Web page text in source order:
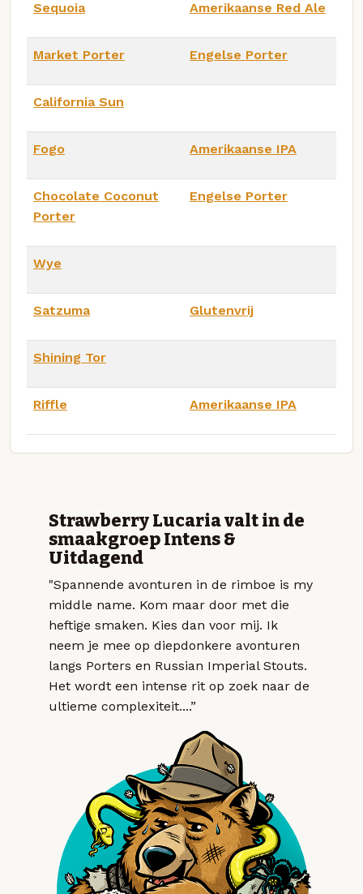
Sequoia Amerikaanse Red Ale
Market Porter Engelse Porter
California Sun
Fogo Amerikaanse IPA
Chocolate Coconut
Porter
Engelse Porter
Wye
Satzuma Glutenvrij
Shining Tor
Riffle Amerikaanse IPA
Strawberry Lucaria valt in de
smaakgroep Intens &
Uitdagend
"Spannende avonturen in de rimboe is my
middle name. Kom maar door met die
heftige smaken. Kies dan voor mij. Ik
neem je mee op diepdonkere avonturen
langs Porters en Russian Imperial Stouts.
Het wordt een intense rit op zoek naar de
ultieme complexiteit....”